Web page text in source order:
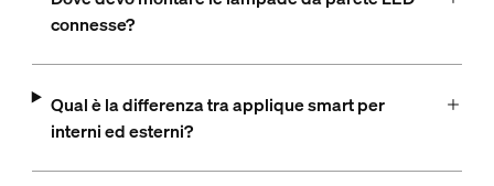
connesse?
Qual è la differenza tra applique smart per
interni ed esterni?